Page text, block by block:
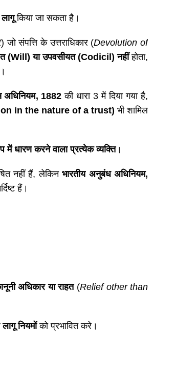
लागूकिया जा सकता है।
) जो संपत्ति के उत्तराधिकार (Devolution of
(Will) या उपवसीयत (Codicil) नहींहोता,
अधिनियम, 1882 की धारा 3 में दिया गया है,
in the nature of a trust) भी शामिल
धारण करने वाला प्रत्येक व्यक्ति।
नहीं हैं, लेकिनभारतीय अनुबंध अधिनियम,
हैं।
अधिकार या राहत(Relief other than
नियमोंको प्रभावित करे।